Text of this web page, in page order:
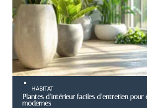
HABITAT
Plantes d’intérieur faciles d’entretien pour
modernes